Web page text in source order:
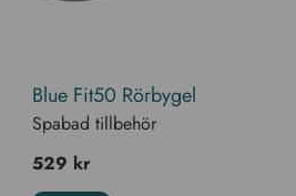
Blue Fit50 Rörbygel
Spabad tillbehör
529 kr